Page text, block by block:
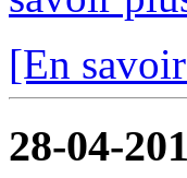
[En
28-04-